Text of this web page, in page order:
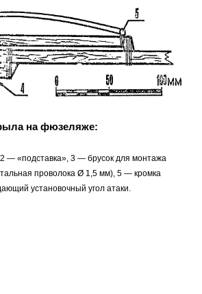
на фюзеляже:
— «подставка», 3 — брусок для монтажа
проволока Ø 1,5 мм), 5 — кромка
установочный угол атаки.